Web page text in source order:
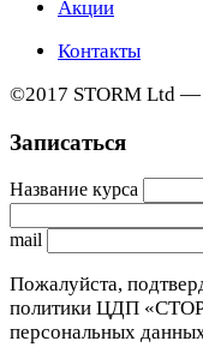
Акции
Контакты
©2017 STORM Ltd —
Записаться
Название курса
mail
Пожалуйста,
политики ЦДП
персональных